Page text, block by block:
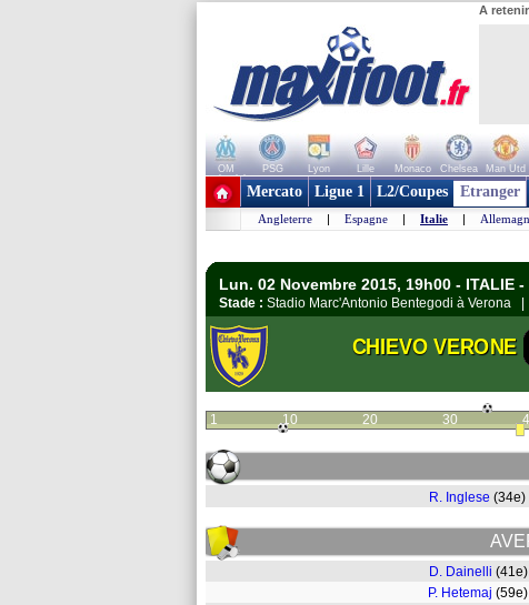
A
OM PSG Lyon Lille Monaco Chelsea Man Utd
+ de clubs
Mercato Ligue 1 L2/Coupes Etranger
Angleterre | Espagne | Italie |
Lun. 02 Novembre 2015, 19h00 - ITALIE -
Stade : Stadio Marc'Antonio Bentegodi à Verona |
CHIEVO VERONE
1 10 20 30
R. Inglese (34e)
D. Dainelli (41e)
P. Hetemaj (59e)